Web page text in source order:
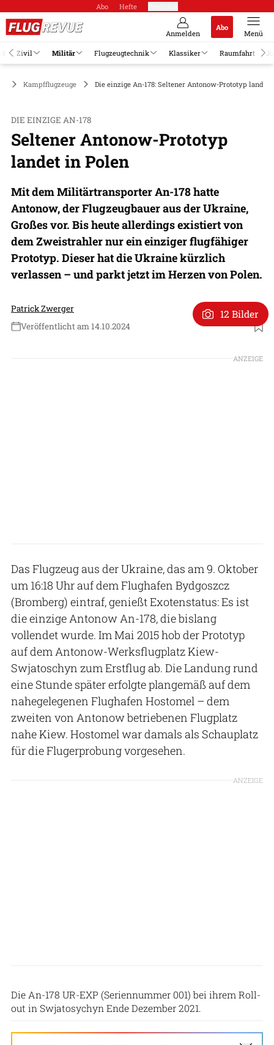
Abo Hefte
Anmelden
Abo
Menü
Zivil Militär Flugzeugtechnik Klassiker Raumfahrt
Kampfflugzeuge Die einzige An-178: Seltener Antonow-Prototyp landet
DIE EINZIGE AN-178
Seltener Antonow-Prototyp
landet in Polen
Mit dem Militärtransporter An-178 hatte
Antonow, der Flugzeugbauer aus der Ukraine,
Großes vor. Bis heute allerdings existiert von
dem Zweistrahler nur ein einziger flugfähiger
Prototyp. Dieser hat die Ukraine kürzlich
verlassen – und parkt jetzt im Herzen von Polen.
Patrick Zwerger
Veröffentlicht am 14.10.2024
Foto: ANTONOW / Handout/Anadolu Agency via Getty Images
12 Bilder
ANZEIGE
Das Flugzeug aus der Ukraine, das am 9. Oktober
um 16:18 Uhr auf dem Flughafen Bydgoszcz
(Bromberg) eintraf, genießt Exotenstatus: Es ist
die einzige Antonow An-178, die bislang
vollendet wurde. Im Mai 2015 hob der Prototyp
auf dem Antonow-Werksflugplatz Kiew-
Swjatoschyn zum Erstflug ab. Die Landung rund
eine Stunde später erfolgte plangemäß auf dem
nahegelegenen Flughafen Hostomel – dem
zweiten von Antonow betriebenen Flugplatz
nahe Kiew. Hostomel war damals als Schauplatz
für die Flugerprobung vorgesehen.
ANZEIGE
Die An-178 UR-EXP (Seriennummer 001) bei ihrem Roll-
out in Swjatosychyn Ende Dezember 2021.